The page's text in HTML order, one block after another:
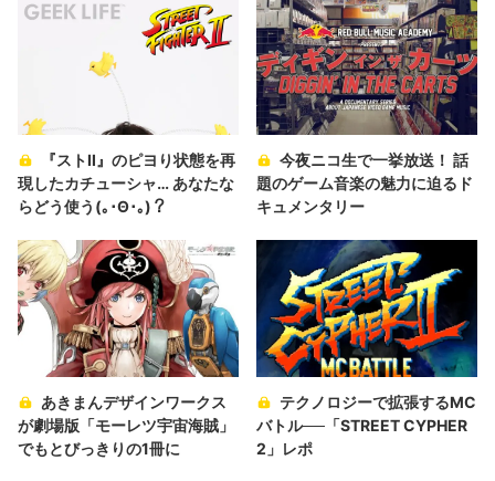
『ストII』のピヨり状態を再
現したカチューシャ… あなたな
らどう使う(｡･Θ･｡)？
今夜ニコ生で一挙放送！ 話
題のゲーム音楽の魅力に迫るド
キュメンタリー
あきまんデザインワークス
が劇場版「モーレツ宇宙海賊」
でもとびっきりの1冊に
テクノロジーで拡張するMC
バトル──「STREET CYPHER
2」レポ